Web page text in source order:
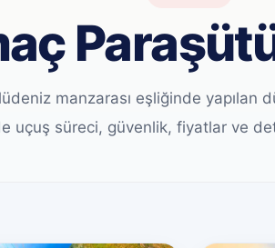
manzarası eşliğinde yapılan
uçuş süreci, güvenlik, fiyatlar ve